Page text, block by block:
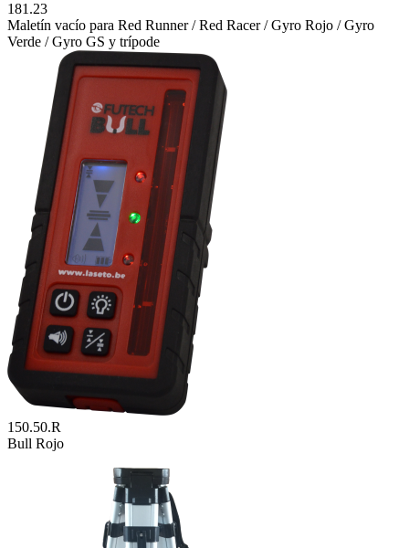
181.23
Maletín vacío para Red Runner / Red Racer / Gyro Rojo / Gyro
Verde / Gyro GS y trípode
150.50.R
Bull Rojo